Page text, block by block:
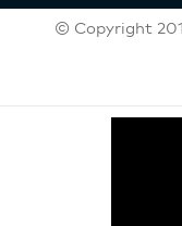
© Copyright